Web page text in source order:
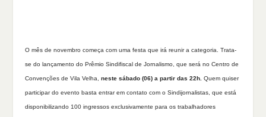
O mês de novembro começa com uma festa que irá reunir a categoria. Trata-
se do lançamento do Prêmio Sindifiscal de Jornalismo, que será no Centro de
Convenções de Vila Velha, neste sábado (06) a partir das 22h. Quem quiser
participar do evento basta entrar em contato com o Sindijornalistas, que está
disponibilizando 100 ingressos exclusivamente para os trabalhadores